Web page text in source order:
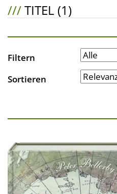
///TITEL (1)
Filtern
Sortieren